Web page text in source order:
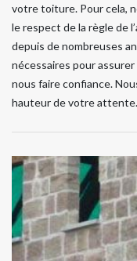
votre toiture. Pour cela,
le respect de la règle de
depuis de nombreuses
nécessaires pour
nous faire confiance.
hauteur de votre attente.